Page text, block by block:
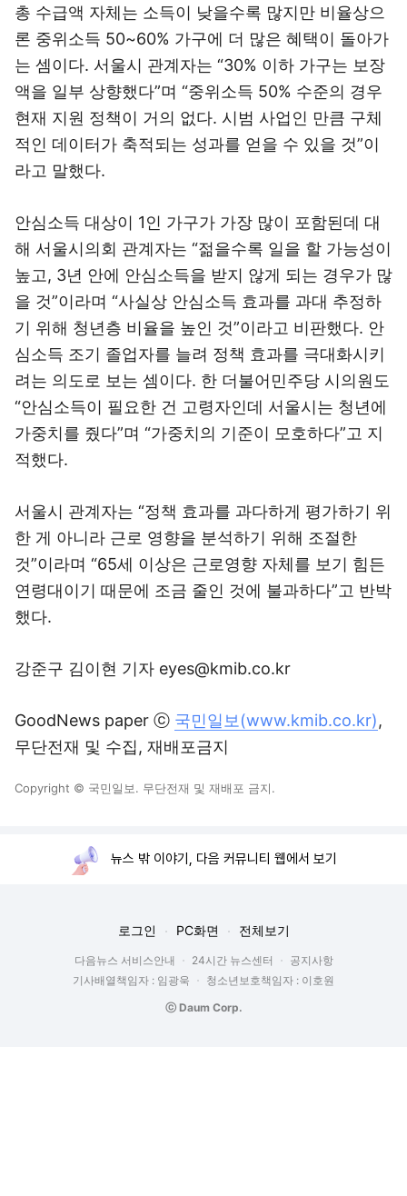
총 수급액 자체는 소득이 낮을수록 많지만 비율상으
론 중위소득 50~60% 가구에 더 많은 혜택이 돌아가
는 셈이다. 서울시 관계자는 “30% 이하 가구는 보장
액을 일부 상향했다”며 “중위소득 50% 수준의 경우
현재 지원 정책이 거의 없다. 시범 사업인 만큼 구체
적인 데이터가 축적되는 성과를 얻을 수 있을 것”이
라고 말했다.
안심소득 대상이 1인 가구가 가장 많이 포함된데 대
해 서울시의회 관계자는 “젊을수록 일을 할 가능성이
높고, 3년 안에 안심소득을 받지 않게 되는 경우가 많
을 것”이라며 “사실상 안심소득 효과를 과대 추정하
기 위해 청년층 비율을 높인 것”이라고 비판했다. 안
심소득 조기 졸업자를 늘려 정책 효과를 극대화시키
려는 의도로 보는 셈이다. 한 더불어민주당 시의원도
“안심소득이 필요한 건 고령자인데 서울시는 청년에
가중치를 줬다”며 “가중치의 기준이 모호하다”고 지
적했다.
서울시 관계자는 “정책 효과를 과다하게 평가하기 위
한 게 아니라 근로 영향을 분석하기 위해 조절한
것”이라며 “65세 이상은 근로영향 자체를 보기 힘든
연령대이기 때문에 조금 줄인 것에 불과하다”고 반박
했다.
강준구 김이현 기자 eyes@kmib.co.kr
GoodNews paper ⓒ 국민일보(www.kmib.co.kr),
무단전재 및 수집, 재배포금지
Copyright © 국민일보. 무단전재 및 재배포 금지.
뉴스 밖 이야기, 다음 커뮤니티 웹에서 보기
로그인 PC화면 전체보기
다음뉴스 서비스안내 24시간 뉴스센터
공지사항
기사배열책임자 : 임광욱
청소년보호책임자 : 이호원
ⓒ Daum Corp.